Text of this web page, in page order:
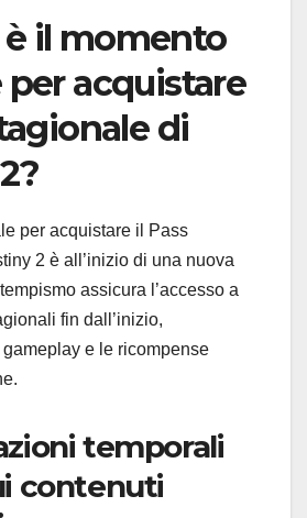
il momento
acquistare
di
per acquistare il Pass
2 è all’inizio di una nuova
assicura l’accesso a
fin dall’inizio,
e le ricompense
temporali
contenuti